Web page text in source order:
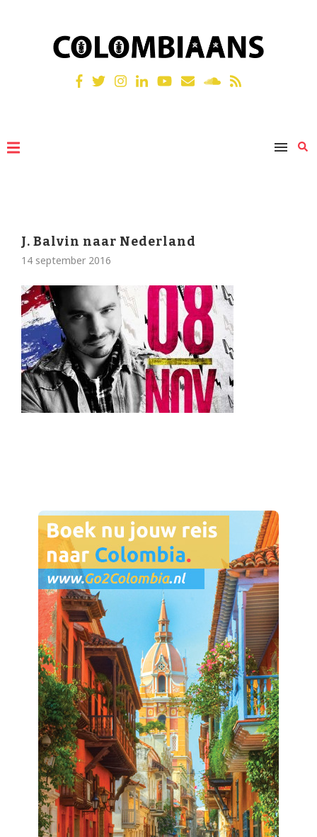
J. Balvin naar Nederland
14 september 2016